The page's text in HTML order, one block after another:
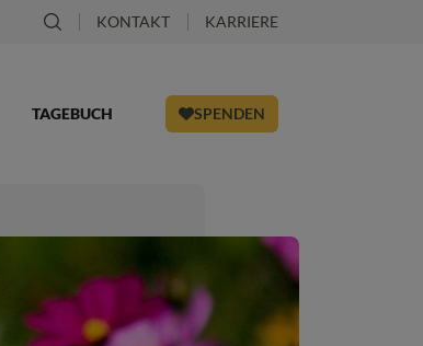
KONTAKT KARRIERE
TAGEBUCH SPENDEN